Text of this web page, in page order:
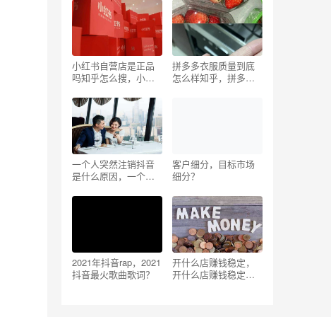
小红书自营店是正品
吗知乎怎么搜，小红
吗_知乎？
拼多多衣服质量到底
怎么样知乎，拼多多
一个人突然注销抖音
是什么原因，一个人
原因造成的？
客户细分，目标市场
细分？
2021年抖音rap，2021
抖音最火歌曲歌词？
开什么店赚钱稳定，
开什么店赚钱稳定女